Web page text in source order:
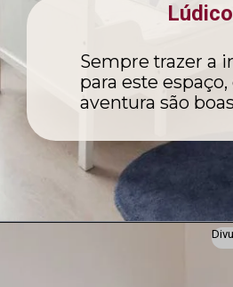
Lúdico
Sempre trazer a
para este
aventura são